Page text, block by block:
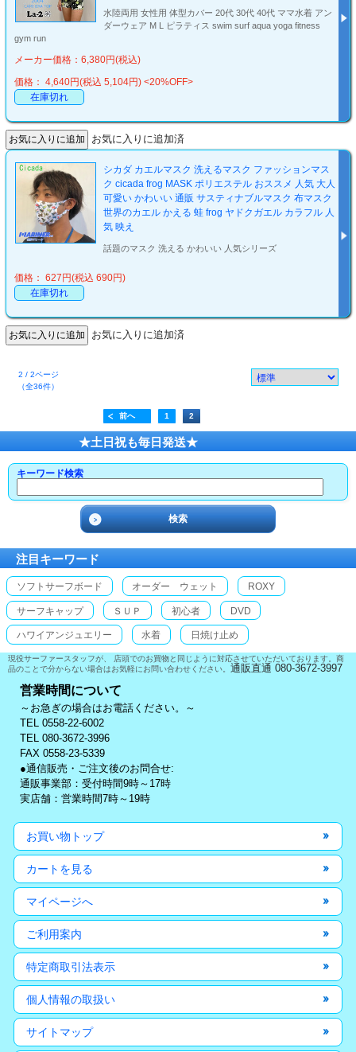
水陸両用 女性用 体型カバー 20代 30代 40代 ママ水着 アン
ダーウェア M L ピラティス swim surf aqua yoga fitness
gym run
メーカー価格：6,380円(税込)
価格： 4,640円(税込 5,104円) <20%OFF>
在庫切れ
お気に入りに追加済
シカダ カエルマスク 洗えるマスク ファッションマス
ク cicada frog MASK ポリエステル おススメ 人気 大人
可愛い かわいい 通販 サスティナブルマスク 布マスク
世界のカエル かえる 蛙 frog ヤドクガエル カラフル 人
気 映え
話題のマスク 洗える かわいい 人気シリーズ
価格： 627円(税込 690円)
在庫切れ
お気に入りに追加済
2 / 2ページ
（全36件）
前へ 1 2
★土日祝も毎日発送★
キーワード検索
注目キーワード
ソフトサーフボード オーダー ウェット ROXY
サーフキャップ ＳＵＰ 初心者 DVD
ハワイアンジュエリー 水着 日焼け止め
現役サーファースタッフが、 店頭でのお買物と同じように対応させていただいております。商
品のことで分からない場合はお気軽にお問い合わせください。 通販直通 080-3672-3997
営業時間について
～お急ぎの場合はお電話ください。～
TEL 0558-22-6002
TEL 080-3672-3996
FAX 0558-23-5339
●通信販売・ご注文後のお問合せ:
通販事業部：受付時間9時～17時
実店舗：営業時間7時～19時
お買い物トップ
カートを見る
マイページへ
ご利用案内
特定商取引法表示
個人情報の取扱い
サイトマップ